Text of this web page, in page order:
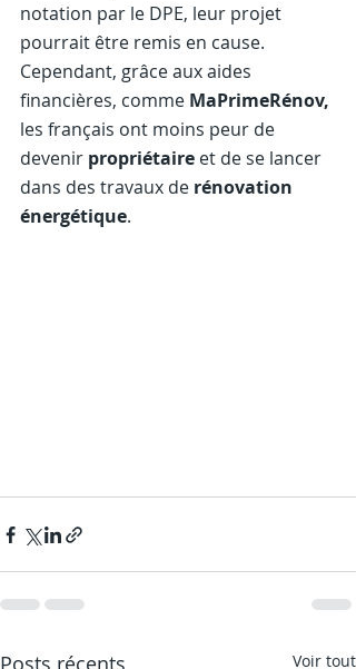
notation par le DPE, leur projet
pourrait être remis en cause.
Cependant, grâce aux aides
financières, comme MaPrimeRénov,
les français ont moins peur de
devenir propriétaire et de se lancer
dans des travaux de rénovation
énergétique.
Voir tout